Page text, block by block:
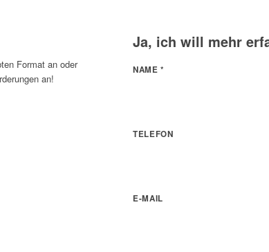
Format an oder
an!
Ja, ich will mehr
NAME*
TELEFON
E-MAIL